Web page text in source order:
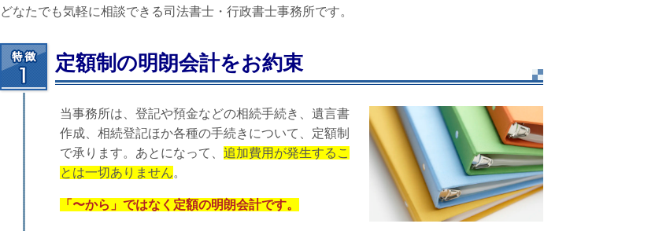
どなたでも気軽に相談できる司法書士・行政書士事務所です。
定額制の明朗会計をお約束
当事務所は、登記や預金などの相続手続き、遺言書
作成、相続登記ほか各種の手続きについて、定額制
で承ります。あとになって、 追加費用が発生するこ
とは一切ありません。
「〜から」ではなく定額の明朗会計です。